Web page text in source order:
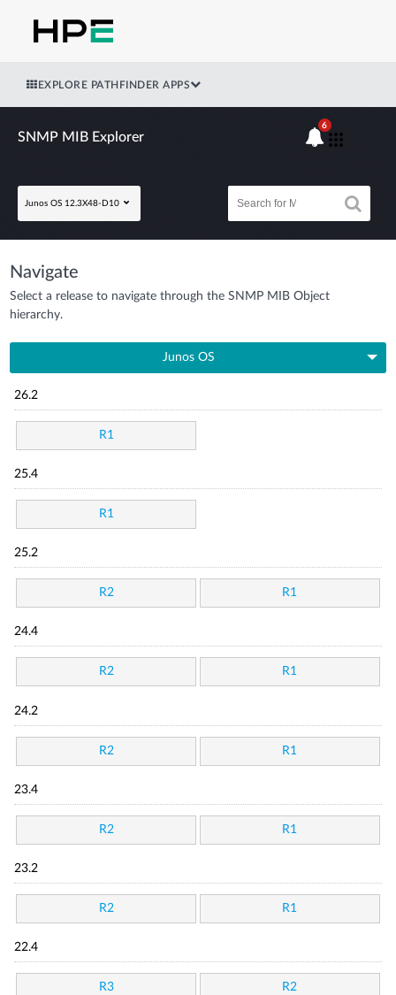
EXPLORE PATHFINDER APPS
SNMP MIB Explorer
Junos OS 12.3X48-D10
6
Navigate
Select a release to navigate through the SNMP MIB Object
hierarchy.
Junos OS
26.2
R1
25.4
R1
25.2
R2 R1
24.4
R2 R1
24.2
R2 R1
23.4
R2 R1
23.2
R2 R1
22.4
R3 R2